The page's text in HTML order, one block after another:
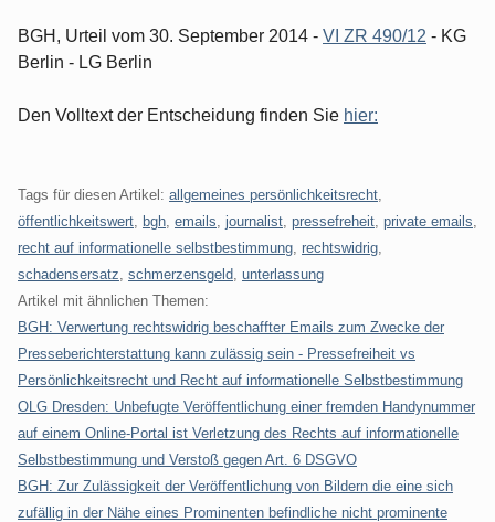
BGH, Urteil vom 30. September 2014 - VI ZR 490/12 - KG
Berlin - LG Berlin
Den Volltext der Entscheidung finden Sie hier:
Tags für diesen Artikel: allgemeines persönlichkeitsrecht
öffentlichkeitswert
bgh emails journalist pressefreheit private emails
recht auf informationelle selbstbestimmung rechtswidrig
schadensersatz schmerzensgeld unterlassung
Artikel mit ähnlichen Themen:
BGH: Verwertung rechtswidrig beschaffter Emails zum Zwecke der
Presseberichterstattung kann zulässig sein - Pressefreiheit vs
Persönlichkeitsrecht und Recht auf informationelle Selbstbestimmung
OLG Dresden: Unbefugte Veröffentlichung einer fremden Handynummer
auf einem Online-Portal ist Verletzung des Rechts auf informationelle
Selbstbestimmung und Verstoß gegen Art. 6 DSGVO
BGH: Zur Zulässigkeit der Veröffentlichung von Bildern die eine sich
zufällig in der Nähe eines Prominenten befindliche nicht prominente